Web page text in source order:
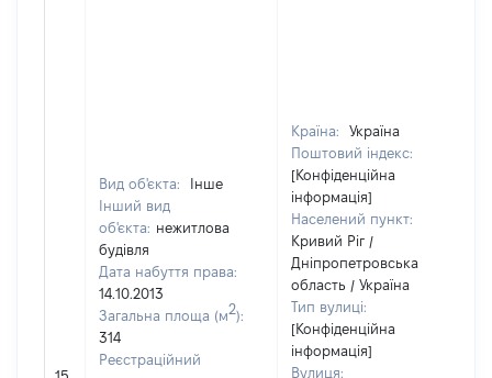
Вид об'єкта:
Інше
Інший вид
об'єкта: нежитлова
будівля
Дата набуття права:
14.10.2013
Загальна площа (м2):
314
Реєстраційний
Країна:
Україна
Поштовий індекс:
[Конфіденційна
інформація]
Населений пункт:
Кривий Ріг /
Дніпропетровська
область / Україна
Тип вулиці:
[Конфіденційна
інформація]
Вулиця: